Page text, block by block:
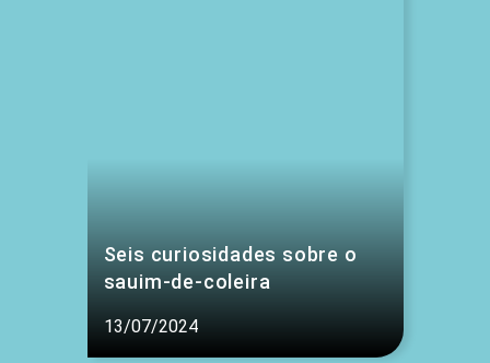
Seis curiosidades sobre o
sauim-de-coleira
13/07/2024